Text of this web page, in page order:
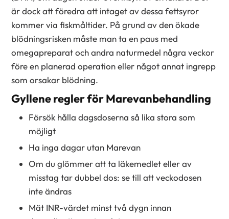
är dock att föredra att intaget av dessa fettsyror
kommer via fiskmåltider. På grund av den ökade
blödningsrisken måste man ta en paus med
omegapreparat och andra naturmedel några veckor
före en planerad operation eller något annat ingrepp
som orsakar blödning.
Gyllene regler för Marevanbehandling
Försök hålla dagsdoserna så lika stora som
möjligt
Ha inga dagar utan Marevan
Om du glömmer att ta läkemedlet eller av
misstag tar dubbel dos: se till att veckodosen
inte ändras
Mät INR-värdet minst två dygn innan